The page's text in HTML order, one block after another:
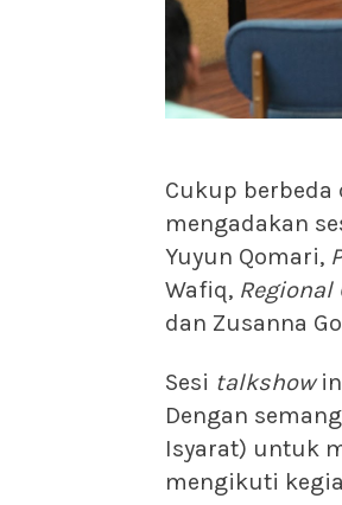
Cukup berbeda
mengadakan
Yuyun Qomari,
Wafiq,
dan Zusanna
Sesi talkshow
Dengan
Isyarat) untuk
mengikuti